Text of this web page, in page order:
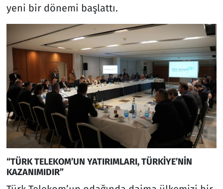
yeni bir dönemi başlattı.
“TÜRK TELEKOM’UN YATIRIMLARI, TÜRKİYE’NİN
KAZANIMIDIR”